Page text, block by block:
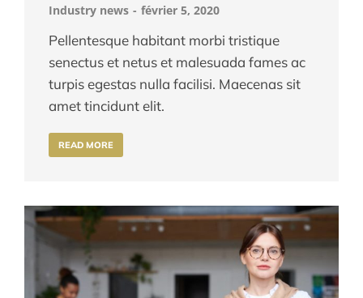
Industry news février 5, 2020
Pellentesque habitant morbi tristique
senectus et netus et malesuada fames ac
turpis egestas nulla facilisi. Maecenas sit
amet tincidunt elit.
READ MORE